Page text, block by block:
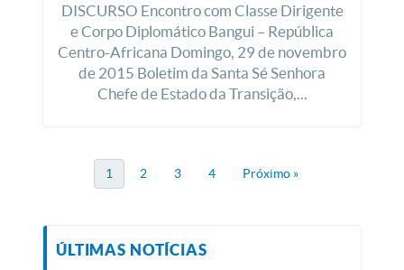
DISCURSO Encontro com Classe Dirigente
e Corpo Diplomático Bangui – República
Centro-Africana Domingo, 29 de novembro
de 2015 Boletim da Santa Sé Senhora
Chefe de Estado da Transição,...
1 2 3 4 Próximo »
ÚLTIMAS NOTÍCIAS